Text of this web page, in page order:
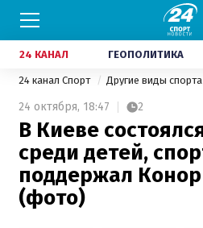
24 КАНАЛ ГЕОПОЛИТИКА
24 канал Спорт Другие виды спорта
24 октября, 18:47 2
В Киеве
среди детей,
поддержал
(фото)